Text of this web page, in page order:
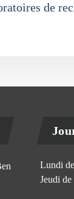
de
Lundi
Jeudi